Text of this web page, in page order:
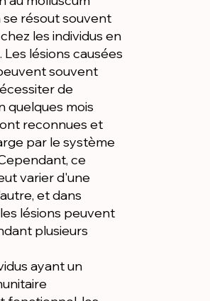
résout souvent
les individus en
lésions causées
souvent
de
quelques mois
reconnues et
par le système
ce
varier d'une
et dans
lésions peuvent
plusieurs
ayant un